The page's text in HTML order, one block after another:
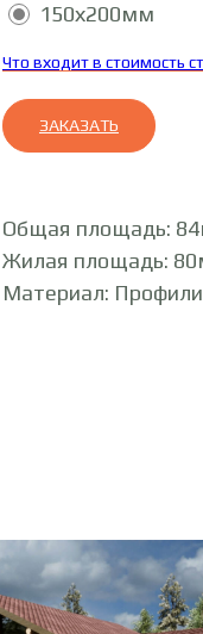
150х200мм
Что входит в стоимость
ЗАКАЗАТЬ
Общая площадь:
Жилая площадь:
Материал: